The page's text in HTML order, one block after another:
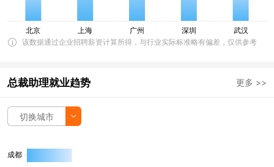
该数据通过企业招聘薪资计算所得，与行业实际标准略有偏差，仅供参考
总裁助理就业趋势 更多 >>
切换城市